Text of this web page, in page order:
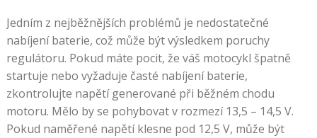
Jedním z nejběžnějších problémů je nedostatečné
nabíjení baterie, což může být výsledkem poruchy
regulátoru. Pokud máte pocit, že váš motocykl špatně
startuje nebo vyžaduje časté nabíjení baterie,
zkontrolujte napětí generované při běžném chodu
motoru. Mělo by se pohybovat v rozmezí 13,5 – 14,5 V.
Pokud naměřené napětí klesne pod 12,5 V, může být